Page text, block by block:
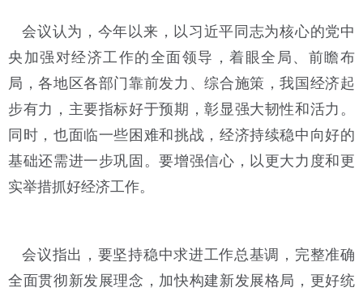
会议认为，今年以来，以习近平同志为核心的党中
央加强对经济工作的全面领导，着眼全局、前瞻布
局，各地区各部门靠前发力、综合施策，我国经济起
步有力，主要指标好于预期，彰显强大韧性和活力。
同时，也面临一些困难和挑战，经济持续稳中向好的
基础还需进一步巩固。要增强信心，以更大力度和更
实举措抓好经济工作。
会议指出，要坚持稳中求进工作总基调，完整准确
全面贯彻新发展理念，加快构建新发展格局，更好统